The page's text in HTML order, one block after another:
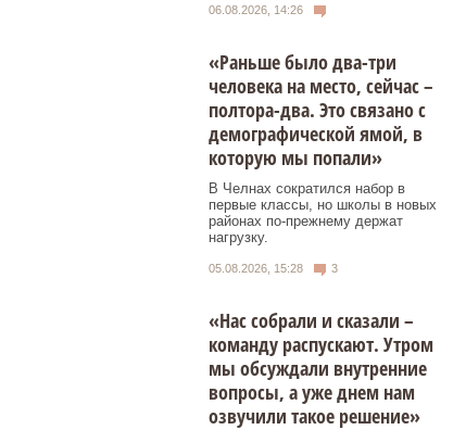
06.08.2026, 14:26
«Раньше было два-три
человека на место, сейчас –
полтора-два. Это связано с
демографической ямой, в
которую мы попали»
В Челнах сократился набор в
первые классы, но школы в новых
районах по-прежнему держат
нагрузку.
05.08.2026, 15:28 3
«Нас собрали и сказали –
команду распускают. Утром
мы обсуждали внутренние
вопросы, а уже днем нам
озвучили такое решение»